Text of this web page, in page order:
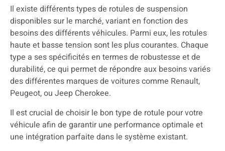
Il existe différents types de rotules de suspension
disponibles sur le marché, variant en fonction des
besoins des différents véhicules. Parmi eux, les rotules
haute et basse tension sont les plus courantes. Chaque
type a ses spécificités en termes de robustesse et de
durabilité, ce qui permet de répondre aux besoins variés
des différentes marques de voitures comme Renault,
Peugeot, ou Jeep Cherokee.
Il est crucial de choisir le bon type de rotule pour votre
véhicule afin de garantir une performance optimale et
une intégration parfaite dans le système existant.